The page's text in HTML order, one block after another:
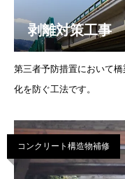
剥離対策工事
第三者予防措置において
化を防ぐ工法です。
コンクリート構造物補修